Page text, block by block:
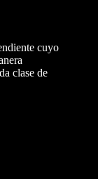
cuyo
clase de